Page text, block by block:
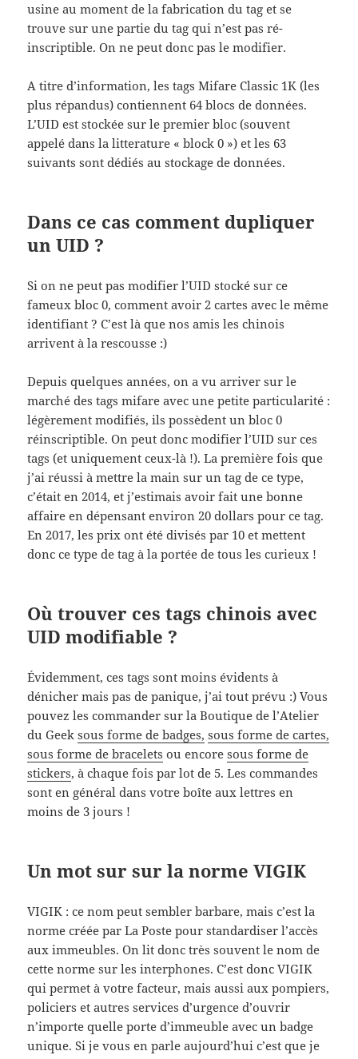
usine au moment de la fabrication du tag et se
trouve sur une partie du tag qui n’est pas ré-
inscriptible. On ne peut donc pas le modifier.
A titre d’information, les tags Mifare Classic 1K (les
plus répandus) contiennent 64 blocs de données.
L’UID est stockée sur le premier bloc (souvent
appelé dans la litterature « block 0 ») et les 63
suivants sont dédiés au stockage de données.
Dans ce cas comment dupliquer
un UID ?
Si on ne peut pas modifier l’UID stocké sur ce
fameux bloc 0, comment avoir 2 cartes avec le même
identifiant ? C’est là que nos amis les chinois
arrivent à la rescousse :)
Depuis quelques années, on a vu arriver sur le
marché des tags mifare avec une petite particularité :
légèrement modifiés, ils possèdent un bloc 0
réinscriptible. On peut donc modifier l’UID sur ces
tags (et uniquement ceux-là !). La première fois que
j’ai réussi à mettre la main sur un tag de ce type,
c’était en 2014, et j’estimais avoir fait une bonne
affaire en dépensant environ 20 dollars pour ce tag.
En 2017, les prix ont été divisés par 10 et mettent
donc ce type de tag à la portée de tous les curieux !
Où trouver ces tags chinois avec
UID modifiable ?
Évidemment, ces tags sont moins évidents à
dénicher mais pas de panique, j’ai tout prévu :) Vous
pouvez les commander sur la Boutique de l’Atelier
du Geeksous forme de badges, sous forme de cartes,
sous forme de bracelets ou encoresous forme de
stickers, à chaque fois par lot de 5. Les commandes
sont en général dans votre boîte aux lettres en
moins de 3 jours !
Un mot sur sur la norme VIGIK
VIGIK : ce nom peut sembler barbare, mais c’est la
norme créée par La Poste pour standardiser l’accès
aux immeubles. On lit donc très souvent le nom de
cette norme sur les interphones. C’est donc VIGIK
qui permet à votre facteur, mais aussi aux pompiers,
policiers et autres services d’urgence d’ouvrir
n’importe quelle porte d’immeuble avec un badge
unique. Si je vous en parle aujourd’hui c’est que je